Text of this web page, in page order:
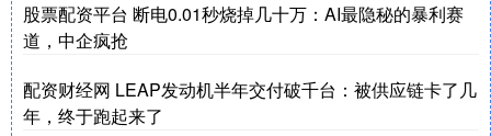
股票配资平台 断电0.01秒烧掉几十万：AI最隐秘的暴利赛
道，中企疯抢
配资财经网 LEAP发动机半年交付破千台：被供应链卡了几
年，终于跑起来了